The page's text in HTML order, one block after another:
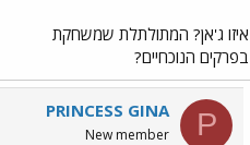
איזו ג'אן? המתולתלת שמשחקת
בפרקים הנוכחיים?
P
PRINCESS GINA
New member